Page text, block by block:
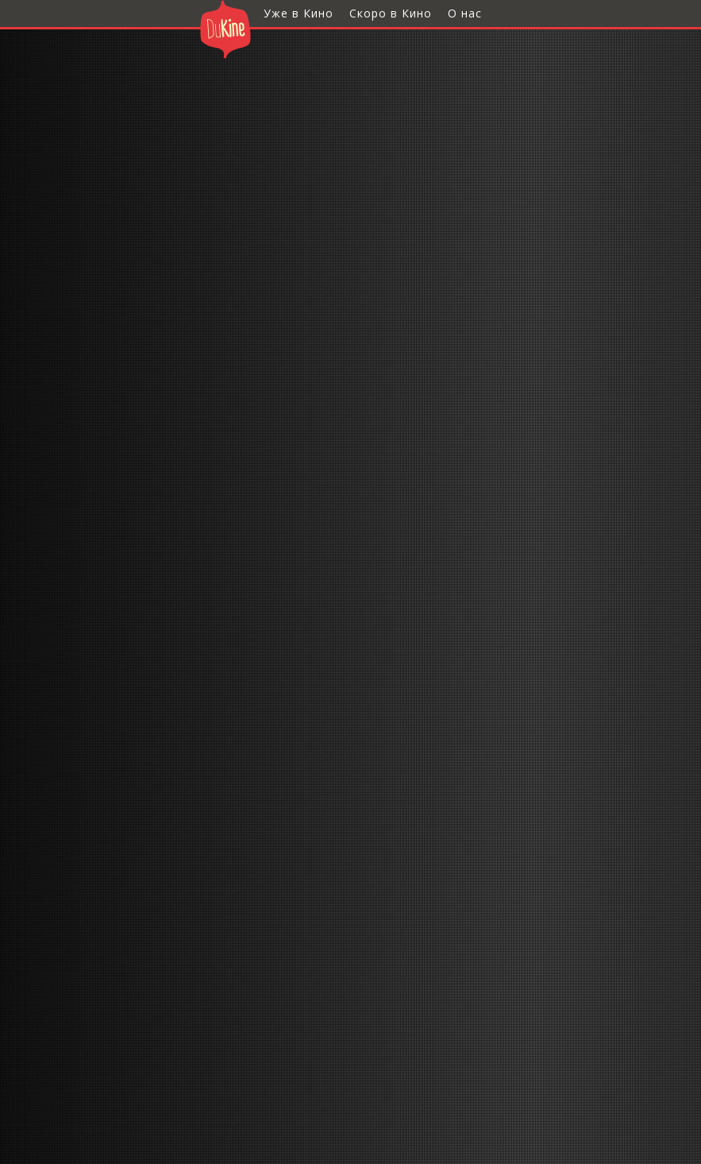
Уже в Кино Скоро в Кино О нас